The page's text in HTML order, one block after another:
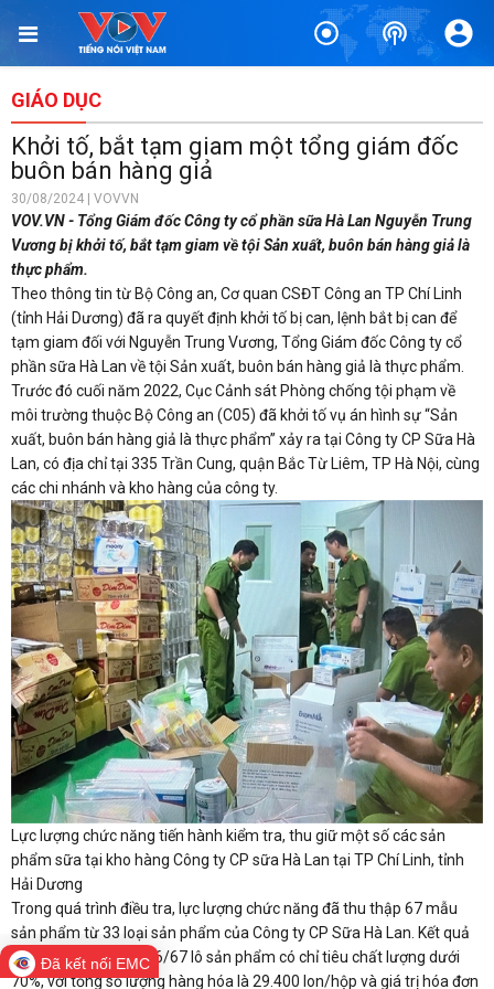
GIÁO DỤC
Khởi tố, bắt tạm giam một tổng giám đốc
buôn bán hàng giả
30/08/2024 | VOVVN
VOV.VN - Tổng Giám đốc Công ty cổ phần sữa Hà Lan Nguyễn Trung
Vương bị khởi tố, bắt tạm giam về tội Sản xuất, buôn bán hàng giả là
thực phẩm.
Theo thông tin từ Bộ Công an, Cơ quan CSĐT Công an TP Chí Linh
(tỉnh Hải Dương) đã ra quyết định khởi tố bị can, lệnh bắt bị can để
tạm giam đối với Nguyễn Trung Vương, Tổng Giám đốc Công ty cổ
phần sữa Hà Lan về tội Sản xuất, buôn bán hàng giả là thực phẩm.
Trước đó cuối năm 2022, Cục Cảnh sát Phòng chống tội phạm về
môi trường thuộc Bộ Công an (C05) đã khởi tố vụ án hình sự “Sản
xuất, buôn bán hàng giả là thực phẩm” xảy ra tại Công ty CP Sữa Hà
Lan, có địa chỉ tại 335 Trần Cung, quận Bắc Từ Liêm, TP Hà Nội, cùng
các chi nhánh và kho hàng của công ty.
Lực lượng chức năng tiến hành kiểm tra, thu giữ một số các sản
phẩm sữa tại kho hàng Công ty CP sữa Hà Lan tại TP Chí Linh, tỉnh
Hải Dương
Trong quá trình điều tra, lực lượng chức năng đã thu thập 67 mẫu
sản phẩm từ 33 loại sản phẩm của Công ty CP Sữa Hà Lan. Kết quả
giám định cho thấy 66/67 lô sản phẩm có chỉ tiêu chất lượng dưới
70%, với tổng số lượng hàng hóa là 29.400 lon/hộp và giá trị hóa đơn
Đã kết nối EMC